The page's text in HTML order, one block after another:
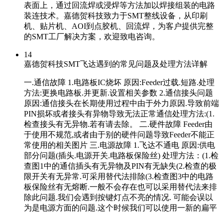
表面上，通过回流焊或浸焊等方法加以焊接组装的电路
装连技术。嘉德贺科技致力于SMT整线设备，从印刷
机、贴片机、AOI到点胶机、回流焊，为客户提供完整
的SMT工厂解决方案，欢迎致电咨询。
14
嘉德贺科技SMT飞达遇到的常见问题及处理方法详解
一.通信故障 1.电路板IC烧坏 原因:Feeder过载.短路.处理
方法:更换电路板.并更新.设置相关参数 2.通信接头问题
原因:通信接头在长期使用过程中由于外力原因.导致前端
PIN损坏或者接头有异物导致无法正常通信处理方法:(1.
检查接头有无异物.若有请去除。 二.硬件故障 Feeder由
于使用不规范,或者由于别的硬件问题导致Feeder不能正
常使用的相关图片 三.电源故障 1.飞达不通电 原因:供电
部分问题(插头.电源开关.电路板保险丝) 处理方法：(1.检
查图1中的通信插头有无异物及PIN有无缺失(2.检查的极
限开关有无异常.可采用替代法排除(3.检查图3中的电路
板保险丝有无熔断.一般不会存在也可以采用替代法来排
除此问题.我们会遇到按键灯点不亮的情况. 可能会误以
为是电源方面的问题.这个时候我们可以使用一新的扁平